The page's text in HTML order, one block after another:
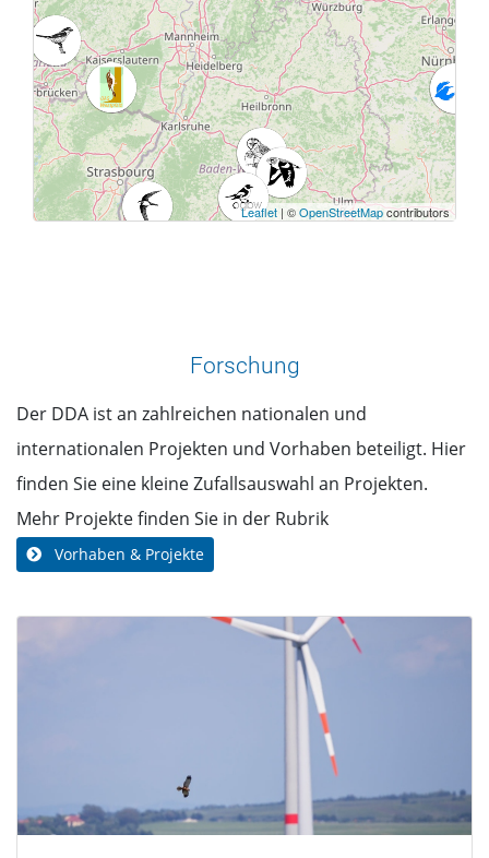
Leaflet | ©OpenStreetMapcontributors
Forschung
Der DDA ist an zahlreichen nationalen und
internationalen Projekten und Vorhaben beteiligt. Hier
finden Sie eine kleine Zufallsauswahl an Projekten.
Mehr Projekte finden Sie in der Rubrik
Vorhaben & Projekte